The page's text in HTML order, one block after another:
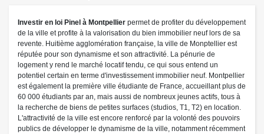
Investir en loi Pinel à Montpellier permet de profiter du développement
de la ville et profite à la valorisation du bien immobilier neuf lors de sa
revente. Huitième agglomération française, la ville de Monptellier est
réputée pour son dynamisme et son attractivité. La pénurie de
logement y rend le marché locatif tendu, ce qui sous entend un
potentiel certain en terme d'investissement immobilier neuf. Montpellier
est également la première ville étudiante de France, accueillant plus de
60 000 étudiants par an, mais aussi de nombreux jeunes actifs, tous à
la recherche de biens de petites surfaces (studios, T1, T2) en location.
L'attractivité de la ville est encore renforcé par la volonté des pouvoirs
publics de développer le dynamisme de la ville, notamment récemment